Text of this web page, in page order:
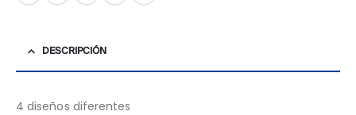
DESCRIPCIÓN
4 diseños diferentes